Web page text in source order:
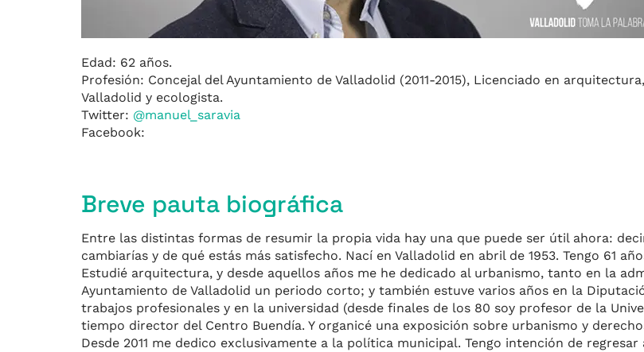
Edad: 62 años.
Profesión: Concejal del Ayuntamiento de Valladolid (2011-2015), Licenciado en
Valladolid y ecologista.
Twitter: @manuel_saravia
Facebook:
Breve pauta biográfica
Entre las distintas formas de resumir la propia vida hay una que puede ser útil ahora:
cambiarías y de qué estás más satisfecho. Nací en Valladolid en abril de 1953. Tengo 61
Estudié arquitectura, y desde aquellos años me he dedicado al urbanismo, tanto en la
Ayuntamiento de Valladolid un periodo corto; y también estuve varios años en la
trabajos profesionales y en la universidad (desde finales de los 80 soy profesor de la
tiempo director del Centro Buendía. Y organicé una exposición sobre urbanismo y
Desde 2011 me dedico exclusivamente a la política municipal. Tengo intención de